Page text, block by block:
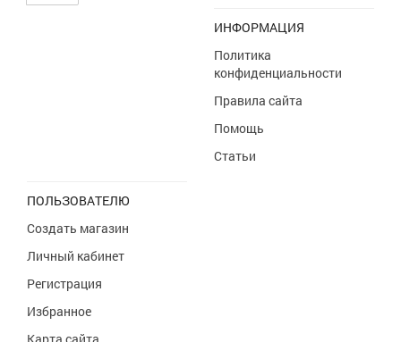
ИНФОРМАЦИЯ
Политика
конфиденциальности
Правила сайта
Помощь
Статьи
ПОЛЬЗОВАТЕЛЮ
Создать магазин
Личный кабинет
Регистрация
Избранное
Карта сайта